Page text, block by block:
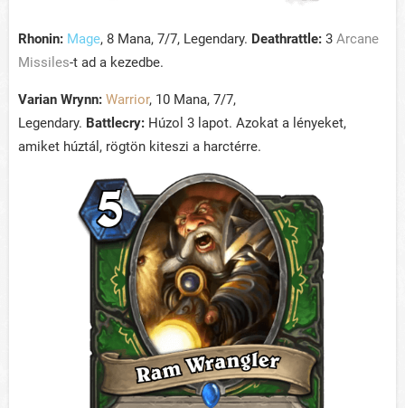
Rhonin: Mage, 8 Mana, 7/7, Legendary. Deathrattle: 3 Arcane
Missiles-t ad a kezedbe.
Varian Wrynn: Warrior, 10 Mana, 7/7,
Legendary. Battlecry: Húzol 3 lapot. Azokat a lényeket,
amiket húztál, rögtön kiteszi a harctérre.